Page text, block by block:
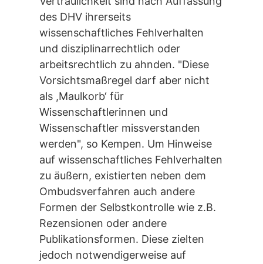
des DHV ihrerseits
wissenschaftliches Fehlverhalten
und disziplinarrechtlich oder
arbeitsrechtlich zu ahnden. "Diese
Vorsichtsmaßregel darf aber nicht
als ,Maulkorb‘ für
Wissenschaftlerinnen und
Wissenschaftler missverstanden
werden", so Kempen. Um Hinweise
auf wissenschaftliches Fehlverhalten
zu äußern, existierten neben dem
Ombudsverfahren auch andere
Formen der Selbstkontrolle wie z.B.
Rezensionen oder andere
Publikationsformen. Diese zielten
jedoch notwendigerweise auf